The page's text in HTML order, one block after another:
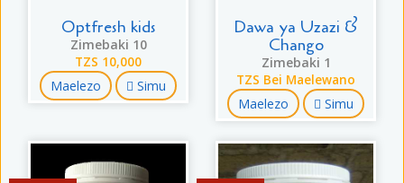
Optfresh kids
Zimebaki 10
TZS 10,000
Maelezo Simu
Dawa ya Uzazi &
Chango
Zimebaki 1
TZS Bei Maelewano
Maelezo Simu